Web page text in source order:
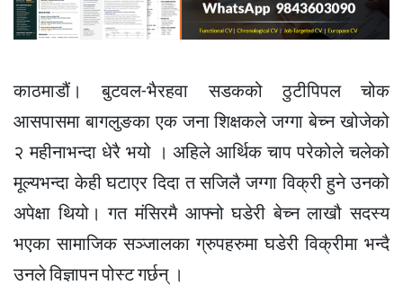
काठमाडौं। बुटवल-भैरहवा सडकको ठुटीपिपल चोक
आसपासमा बागलुङका एक जना शिक्षकले जग्गा बेच्न खोजेको
२ महीनाभन्दा धेरै भयो । अहिले आर्थिक चाप परेकोले चलेको
मूल्यभन्दा केही घटाएर दिदा त सजिलै जग्गा विक्री हुने उनको
अपेक्षा थियो। गत मंसिरमै आफ्नो घडेरी बेच्न लाखौ सदस्य
भएका सामाजिक सञ्जालका ग्रुपहरुमा घडेरी विक्रीमा भन्दै
उनले विज्ञापन पोस्ट गर्छन् ।